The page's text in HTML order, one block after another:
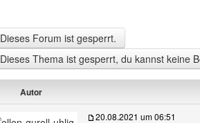
Dieses Forum ist gesperrt.
Dieses Thema ist gesperrt, du kannst keine
Autor
20.08.2021 um 06:51